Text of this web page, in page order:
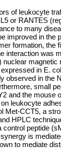
of leukocyte
or RANTES
to many
improved in the
formation,
interaction was
in E.
observed in the
small
and the mouse
leukocyte
Met-CCT5, a
HPLC
peptide
is
to mediate